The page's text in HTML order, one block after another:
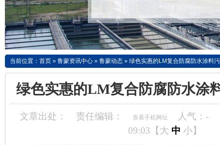
当前位置： 首页 » 鲁蒙资讯中心 » 鲁蒙动态 » 绿色实惠的LM复合防腐防水涂料
绿色实惠的LM复合防腐防水涂
文章出处： 责任编辑： 查看手机网址 人气： -
09:03【大 中 小】